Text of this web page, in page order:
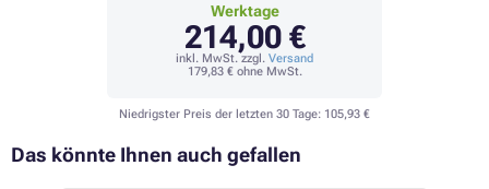
Werktage
214,00 €
inkl. MwSt. zzgl. Versand
179,83 €ohne MwSt.
Niedrigster Preis der letzten 30 Tage: 105,93 €
Das könnte Ihnen auch gefallen